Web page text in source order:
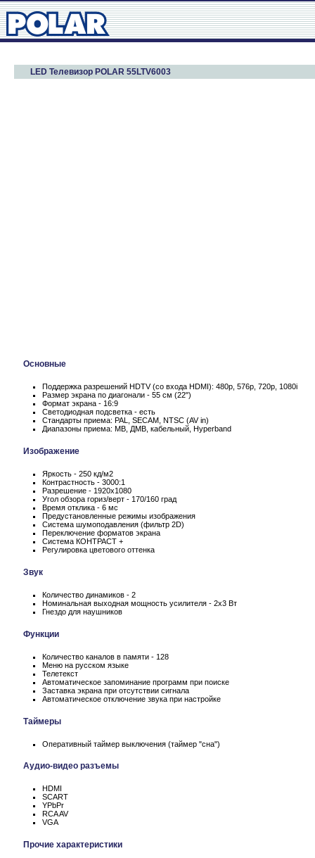
LED Телевизор POLAR 55LTV6003
Основные
Поддержка разрешений HDTV (со входа HDMI): 480p, 576p, 720p, 1080i
Размер экрана по диагонали - 55 см (22")
Формат экрана - 16:9
Светодиодная подсветка - есть
Стандарты приема: PAL, SECAM, NTSC (AV in)
Диапазоны приема: МВ, ДМВ, кабельный, Hyperband
Изображение
Яркость - 250 кд/м2
Контрастность - 3000:1
Разрешение - 1920x1080
Угол обзора гориз/верт - 170/160 град
Время отклика - 6 мс
Предустановленные режимы изображения
Система шумоподавления (фильтр 2D)
Переключение форматов экрана
Система КОНТРАСТ +
Регулировка цветового оттенка
Звук
Количество динамиков - 2
Номинальная выходная мощность усилителя - 2x3 Вт
Гнездо для наушников
Функции
Количество каналов в памяти - 128
Меню на русском языке
Телетекст
Автоматическое запоминание программ при поиске
Заставка экрана при отсутствии сигнала
Автоматическое отключение звука при настройке
Таймеры
Оперативный таймер выключения (таймер "сна")
Аудио-видео разъемы
HDMI
SCART
YPbPr
RCA AV
VGA
Прочие характеристики